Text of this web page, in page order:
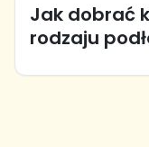
Jak dobrać
rodzaju